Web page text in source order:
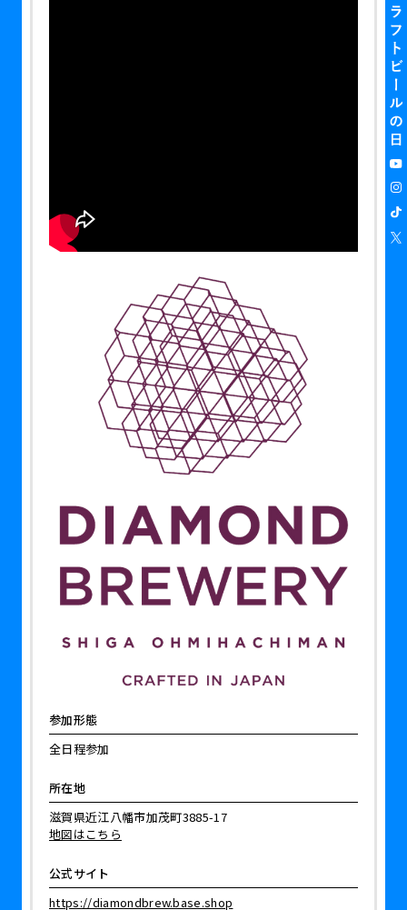
参加形態
全日程参加
所在地
滋賀県近江八幡市加茂町3885-17
地図はこちら
公式サイト
https://diamondbrew.base.shop